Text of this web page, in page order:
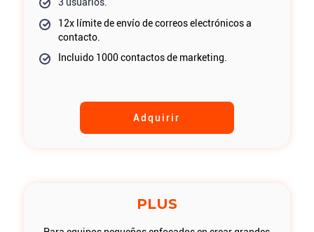
12x límite de envío de correos electrónicos a
contacto.
Incluido 1000 contactos de marketing.
Adquirir
PLUS